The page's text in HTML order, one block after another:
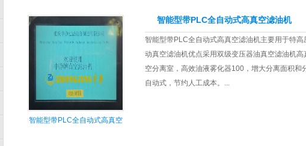
智能型带PLC全自动式高真空
智能型带PLC全自动式高真空滤油机
智能型带PLC全自动式高真空滤油机主要用于特
动真空滤油机优点采用双级变压器油真空滤油机
空分离室，高效油液雾化器100，增大分离面积和
自动式，节约人工成本。...